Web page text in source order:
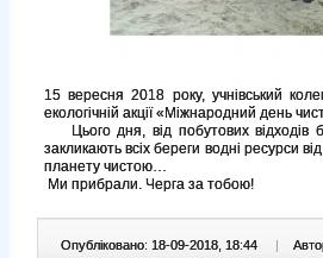
15 вересня 2018 року, учнівський
екологічній акції «Міжнародний день
Цього дня, від побутових відходів
закликають всіх береги водні ресурси
планету чистою…
Ми прибрали. Черга за тобою!
Опубліковано: 18-09-2018, 18:44 |